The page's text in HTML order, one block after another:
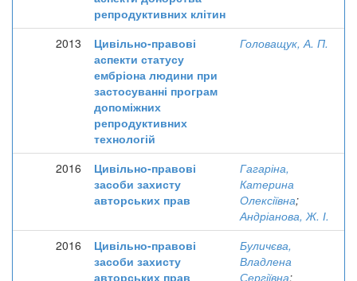
репродуктивних клітин
2013
Цивільно-правові
аспекти статусу
ембріона людини при
застосуванні програм
допоміжних
репродуктивних
технологій
Головащук, А. П.
2016
Цивільно-правові
засоби захисту
авторських прав
Гагаріна,
Катерина
Олексіївна;
Андріанова, Ж. І.
2016
Цивільно-правові
засоби захисту
авторських прав
Буличєва,
Владлена
Сергіївна;